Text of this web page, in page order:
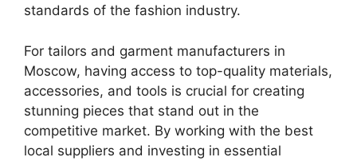
standards of the fashion industry.
For tailors and garment manufacturers in
Moscow, having access to top-quality materials,
accessories, and tools is crucial for creating
stunning pieces that stand out in the
competitive market. By working with the best
local suppliers and investing in essential